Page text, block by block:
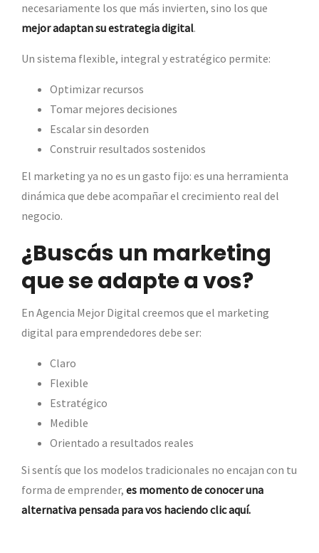
necesariamente los que más invierten, sino los que
mejor adaptan su estrategia digital.
Un sistema flexible, integral y estratégico permite:
Optimizar recursos
Tomar mejores decisiones
Escalar sin desorden
Construir resultados sostenidos
El marketing ya no es un gasto fijo: es una herramienta
dinámica que debe acompañar el crecimiento real del
negocio.
¿Buscás un marketing
que se adapte a vos?
En Agencia Mejor Digital creemos que el marketing
digital para emprendedores debe ser:
Claro
Flexible
Estratégico
Medible
Orientado a resultados reales
Si sentís que los modelos tradicionales no encajan con tu
forma de emprender, es momento de conocer una
alternativa pensada para vos haciendo clic aquí.